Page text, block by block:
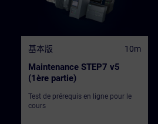
基本版 10m
Maintenance STEP7 v5
(1ère partie)
Test de prérequis en ligne pour le
cours